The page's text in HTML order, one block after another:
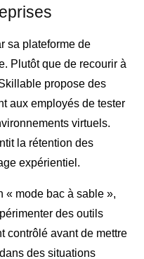
sa plateforme de
Plutôt que de recourir à
propose des
aux employés de tester
virtuels.
la rétention des
expérientiel.
« mode bac à sable »,
des outils
contrôlé avant de mettre
des situations